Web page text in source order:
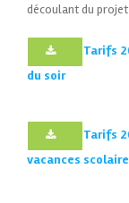
découlant du
Tarifs
du soir
Tarifs
vacances